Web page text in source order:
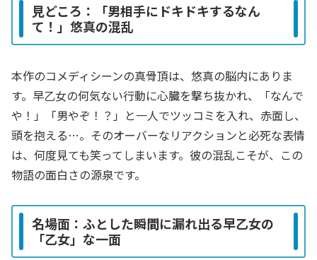
見どころ：「男相手にドキドキするなん
て！」悠真の混乱
本作のコメディシーンの真骨頂は、悠真の脳内にありま
す。早乙女の何気ない行動に心臓を撃ち抜かれ、「なんで
や！」「男やぞ！？」と一人でツッコミを入れ、赤面し、
頭を抱える…。そのオーバーなリアクションと必死な表情
は、何度見ても笑ってしまいます。彼の混乱こそが、この
物語の面白さの源泉です。
名場面：ふとした瞬間に漏れ出る早乙女の
「乙女」な一面